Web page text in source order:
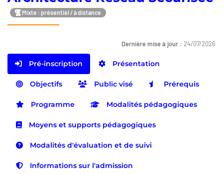
Mixte : présentiel / à distance
Dernière mise à jour : 24/07/2026
Pré-inscription Présentation
Objectifs Public visé Prérequis
Programme Modalités pédagogiques
Moyens et supports pédagogiques
Modalités d'évaluation et de suivi
Informations sur l'admission